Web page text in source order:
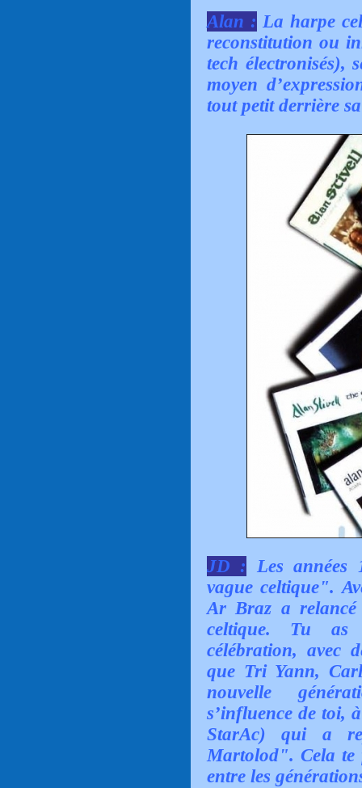
Alan : La harpe
reconstitution ou
tech électronisés),
moyen
tout petit derrière
JD : Les années
vague celtique".
Ar Braz a relancé
celtique. Tu as
célébration, avec
que Tri Yann,
nouvelle
s’influence de toi,
StarAc) qui a
Martolod". Cela te
entre les